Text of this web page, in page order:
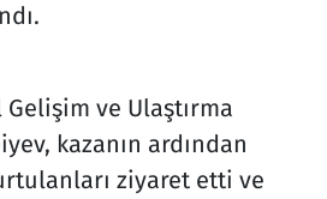
ve Ulaştırma
kazanın ardından
ziyaret etti ve